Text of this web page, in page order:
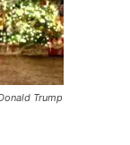
Trump